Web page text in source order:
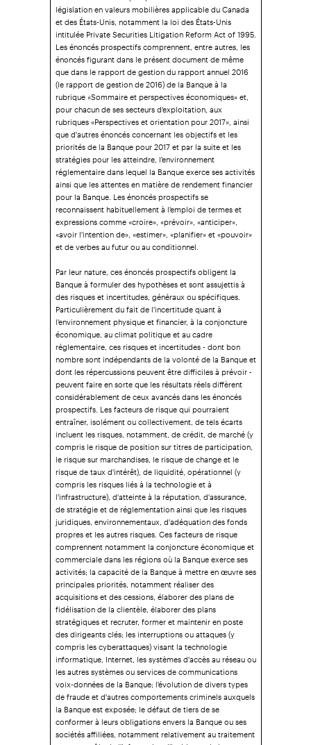
législation en valeurs mobilières applicable du Canada
et des États-Unis, notamment la loi des États-Unis
intitulée Private Securities Litigation Reform Act of 1995.
Les énoncés prospectifs comprennent, entre autres, les
énoncés figurant dans le présent document de même
que dans le rapport de gestion du rapport annuel 2016
(le rapport de gestion de 2016) de la Banque à la
rubrique «Sommaire et perspectives économiques» et,
pour chacun de ses secteurs d'exploitation, aux
rubriques «Perspectives et orientation pour 2017», ainsi
que d'autres énoncés concernant les objectifs et les
priorités de la Banque pour 2017 et par la suite et les
stratégies pour les atteindre, l'environnement
réglementaire dans lequel la Banque exerce ses activités
ainsi que les attentes en matière de rendement financier
pour la Banque. Les énoncés prospectifs se
reconnaissent habituellement à l'emploi de termes et
expressions comme «croire», «prévoir», «anticiper»,
«avoir l'intention de», «estimer», «planifier» et «pouvoir»
et de verbes au futur ou au conditionnel.
Par leur nature, ces énoncés prospectifs obligent la
Banque à formuler des hypothèses et sont assujettis à
des risques et incertitudes, généraux ou spécifiques.
Particulièrement du fait de l'incertitude quant à
l'environnement physique et financier, à la conjoncture
économique, au climat politique et au cadre
réglementaire, ces risques et incertitudes - dont bon
nombre sont indépendants de la volonté de la Banque et
dont les répercussions peuvent être difficiles à prévoir -
peuvent faire en sorte que les résultats réels diffèrent
considérablement de ceux avancés dans les énoncés
prospectifs. Les facteurs de risque qui pourraient
entraîner, isolément ou collectivement, de tels écarts
incluent les risques, notamment, de crédit, de marché (y
compris le risque de position sur titres de participation,
le risque sur marchandises, le risque de change et le
risque de taux d'intérêt), de liquidité, opérationnel (y
compris les risques liés à la technologie et à
l'infrastructure), d'atteinte à la réputation, d'assurance,
de stratégie et de réglementation ainsi que les risques
juridiques, environnementaux, d'adéquation des fonds
propres et les autres risques. Ces facteurs de risque
comprennent notamment la conjoncture économique et
commerciale dans les régions où la Banque exerce ses
activités; la capacité de la Banque à mettre en œuvre ses
principales priorités, notamment réaliser des
acquisitions et des cessions, élaborer des plans de
fidélisation de la clientèle, élaborer des plans
stratégiques et recruter, former et maintenir en poste
des dirigeants clés; les interruptions ou attaques (y
compris les cyberattaques) visant la technologie
informatique, Internet, les systèmes d'accès au réseau ou
les autres systèmes ou services de communications
voix‑données de la Banque; l'évolution de divers types
de fraude et d'autres comportements criminels auxquels
la Banque est exposée; le défaut de tiers de se
conformer à leurs obligations envers la Banque ou ses
sociétés affiliées, notamment relativement au traitement